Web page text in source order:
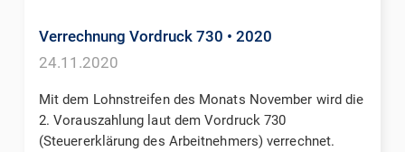
Verrechnung Vordruck 730 • 2020
24.11.2020
Mit dem Lohnstreifen des Monats November wird die
2. Vorauszahlung laut dem Vordruck 730
(Steuererklärung des Arbeitnehmers) verrechnet.